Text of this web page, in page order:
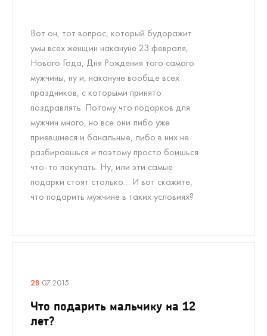
Вот он, тот вопрос, который будоражит
умы всех женщин накануне 23 февраля,
Нового Года, Дня Рождения того самого
мужчины, ну и, накануне вообще всех
праздников, с которыми принято
поздравлять. Потому что подарков для
мужчин много, но все они либо уже
приевшиеся и банальные, либо в них не
разбираешься и поэтому просто боишься
что-то покупать. Ну, или эти самые
подарки стоят столько… И вот скажите,
что подарить мужчине в таких условиях?
28.07.2015
Что подарить мальчику на 12
лет?